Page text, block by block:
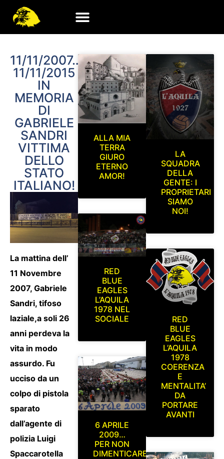
11/11/2007…
11/11/2015
IN
MEMORIA
DI
GABRIELE
SANDRI
VITTIMA
DELLO
STATO
ITALIANO!
La mattina dell’
11 Novembre
2007, Gabriele
Sandri, tifoso
laziale,a soli 26
anni perdeva la
vita in modo
assurdo. Fu
ucciso da un
colpo di pistola
sparato
dall’agente di
polizia Luigi
Spaccarotella
ALLA MIA
TERRA
GIURO
ETERNO
AMOR!
RED
BLUE
EAGLES
L’AQUILA
1978 NEL
SOCIALE
6 APRILE
2009…
PER NON
DIMENTICARE
LA
SQUADRA
DELLA
GENTE: I
PROPRIETARI
SIAMO
NOI!
RED
BLUE
EAGLES
L’AQUILA
1978
COERENZA
E
MENTALITA’
DA
PORTARE
AVANTI